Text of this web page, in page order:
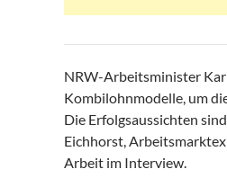
NRW-Arbeitsminister
Kombilohnmodelle, um
Die Erfolgsaussichten
Eichhorst,
Arbeit im Interview.